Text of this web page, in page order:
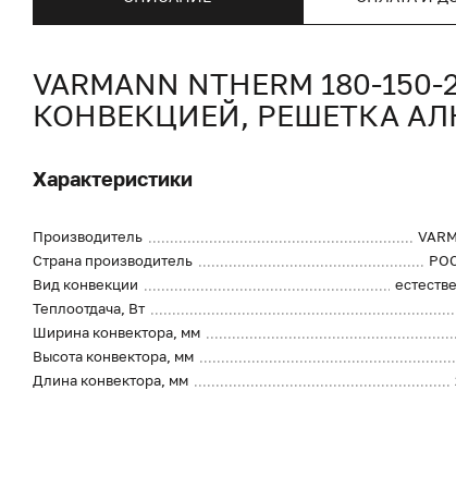
VARMANN NTHERM 180-
КОНВЕКЦИЕЙ, РЕШЕТКА
Характеристики
Производитель
Страна производитель
Вид конвекции
Теплоотдача, Вт
Ширина конвектора, мм
Высота конвектора, мм
Длина конвектора, мм